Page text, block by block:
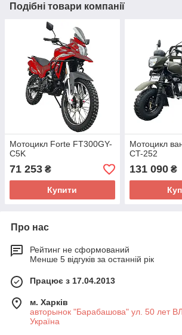
Подібні товари компанії
Мотоцикл Forte FT300GY-
C5K
71 253 ₴
Купити
Мотоцикл
CT-252
131 090₴
Про нас
Рейтинг не сформований
Менше 5 відгуків за останній рік
Працює з 17.04.2013
м. Харків
авторынок "Барабашова" ул. 50 лет
Україна